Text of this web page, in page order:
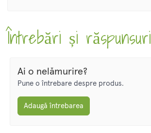
Întrebări și răspunsuri
Ai o nelămurire?
Pune o întrebare despre produs.
Adaugă întrebarea